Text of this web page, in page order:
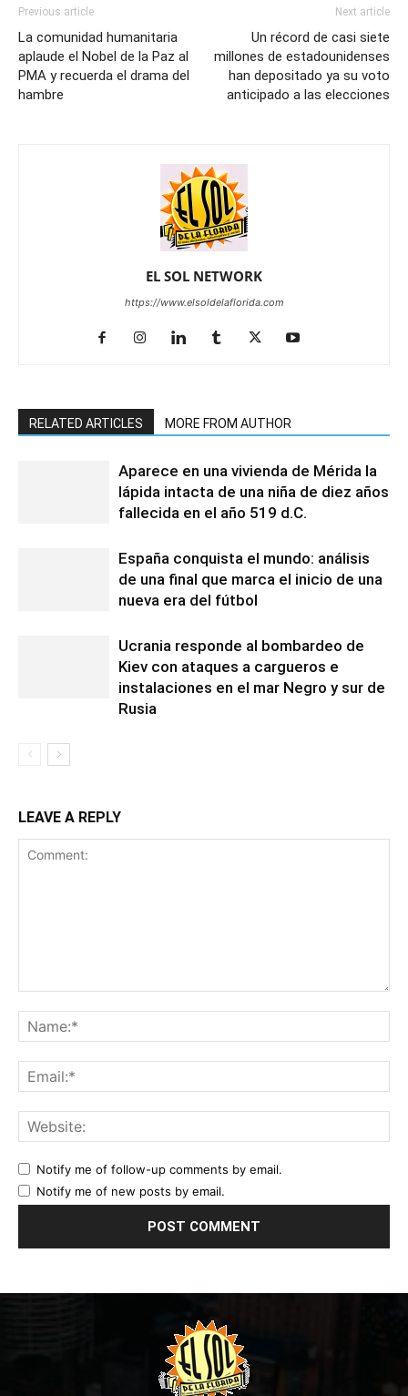
Previous article
La comunidad humanitaria
aplaude el Nobel de la Paz al
PMA y recuerda el drama del
hambre
Next article
Un récord de casi siete
millones de estadounidenses
han depositado ya su voto
anticipado a las elecciones
EL SOL NETWORK
https://www.elsoldelaflorida.com
RELATED ARTICLES MORE FROM AUTHOR
Aparece en una vivienda de Mérida la
lápida intacta de una niña de diez años
fallecida en el año 519 d.C.
España conquista el mundo: análisis
de una final que marca el inicio de una
nueva era del fútbol
Ucrania responde al bombardeo de
Kiev con ataques a cargueros e
instalaciones en el mar Negro y sur de
Rusia
LEAVE A REPLY
Notify me of follow-up comments by email.
Notify me of new posts by email.